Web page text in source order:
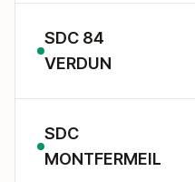
SDC 84
VERDUN
SDC
MONTFERMEIL